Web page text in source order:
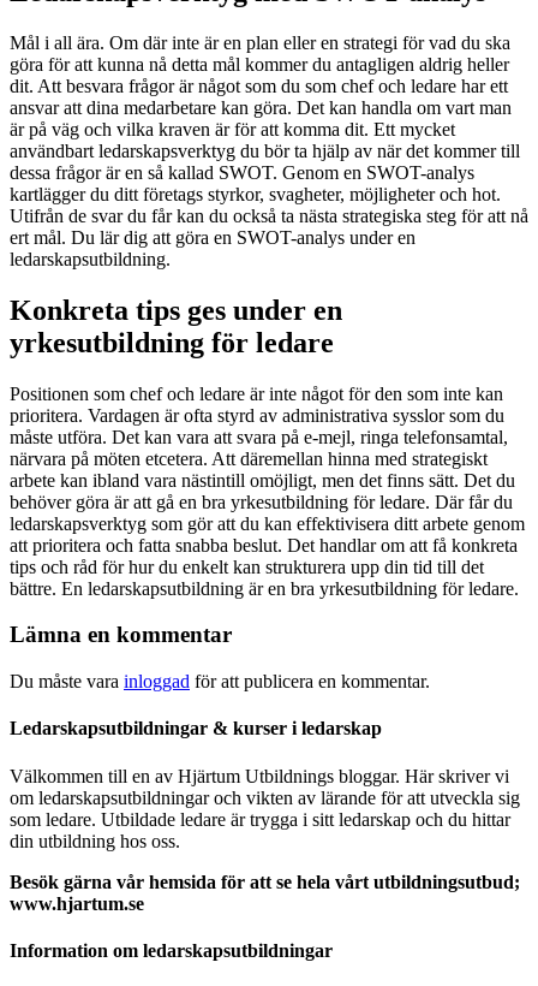
Mål i all ära. Om där inte är en plan eller en strategi för vad du ska
göra för att kunna nå detta mål kommer du antagligen aldrig heller
dit. Att besvara frågor är något som du som chef och ledare har ett
ansvar att dina medarbetare kan göra. Det kan handla om vart man
är på väg och vilka kraven är för att komma dit. Ett mycket
användbart ledarskapsverktyg du bör ta hjälp av när det kommer till
dessa frågor är en så kallad SWOT. Genom en SWOT-analys
kartlägger du ditt företags styrkor, svagheter, möjligheter och hot.
Utifrån de svar du får kan du också ta nästa strategiska steg för att nå
ert mål. Du lär dig att göra en SWOT-analys under en
ledarskapsutbildning.
Konkreta tips ges under en
yrkesutbildning för ledare
Positionen som chef och ledare är inte något för den som inte kan
prioritera. Vardagen är ofta styrd av administrativa sysslor som du
måste utföra. Det kan vara att svara på e-mejl, ringa telefonsamtal,
närvara på möten etcetera. Att däremellan hinna med strategiskt
arbete kan ibland vara nästintill omöjligt, men det finns sätt. Det du
behöver göra är att gå en bra yrkesutbildning för ledare. Där får du
ledarskapsverktyg som gör att du kan effektivisera ditt arbete genom
att prioritera och fatta snabba beslut. Det handlar om att få konkreta
tips och råd för hur du enkelt kan strukturera upp din tid till det
bättre. En ledarskapsutbildning är en bra yrkesutbildning för ledare.
Lämna en kommentar
Du måste vara inloggad för att publicera en kommentar.
Ledarskapsutbildningar & kurser i ledarskap
Välkommen till en av Hjärtum Utbildnings bloggar. Här skriver vi
om ledarskapsutbildningar och vikten av lärande för att utveckla sig
som ledare. Utbildade ledare är trygga i sitt ledarskap och du hittar
din utbildning hos oss.
Besök gärna vår hemsida för att se hela vårt utbildningsutbud;
www.hjartum.se
Information om ledarskapsutbildningar